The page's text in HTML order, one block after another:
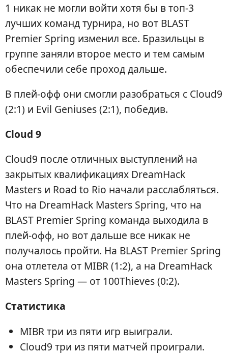
1 никак не могли войти хотя бы в топ-3
лучших команд турнира, но вот BLAST
Premier Spring изменил все. Бразильцы в
группе заняли второе место и тем самым
обеспечили себе проход дальше.
В плей-офф они смогли разобраться с Cloud9
(2:1) и Evil Geniuses (2:1), победив.
Cloud 9
Cloud9 после отличных выступлений на
закрытых квалификациях DreamHack
Masters и Road to Rio начали расслабляться.
Что на DreamHack Masters Spring, что на
BLAST Premier Spring команда выходила в
плей-офф, но вот дальше все никак не
получалось пройти. На BLAST Premier Spring
она отлетела от MIBR (1:2), а на DreamHack
Masters Spring — от 100Thieves (0:2).
Статистика
MIBR три из пяти игр выиграли.
Cloud9 три из пяти матчей проиграли.